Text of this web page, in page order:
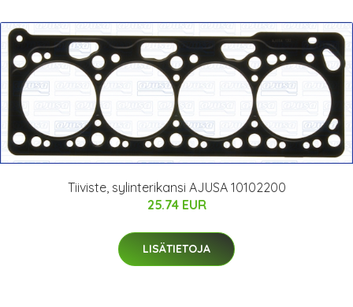
Tiiviste, sylinterikansi AJUSA 10102200
25.74 EUR
LISÄTIETOJA